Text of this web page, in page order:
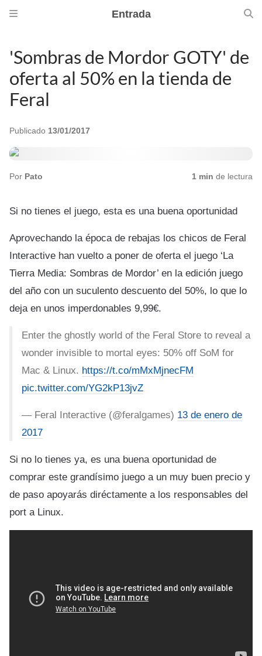
Entrada
'Sombras de Mordor GOTY' de
oferta al 50% en la tienda de
Feral
Publicado 13/01/2017
Por Pato 1 min de lectura
Si no tienes el juego, esta es una buena oportunidad
Aprovechando la época de rebajas los chicos de Feral
Interactive han vuelto a poner de oferta el juego ‘La
Tierra Media: Sombras de Mordor’ en la edición juego
del año con un suculento descuento del 50%, lo que lo
deja en unos imperdonables 9,99€.
Enter the ghostly world of the Feral Store to reveal a
wonder invisible to mortal eyes: 50% off SoM for
Mac & Linux. https://t.co/mMxMjnecFM
pic.twitter.com/YG2kP13jvZ
— Feral Interactive (@feralgames) 13 de enero de
2017
Si no lo tienes ya, es una buena oportunidad de
comprar este grandísimo juego a un muy buen precio y
de paso apoyarás diréctamente a los responsables del
port a Linux.